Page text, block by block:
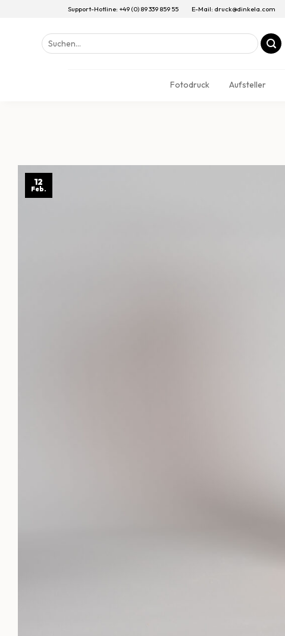
Support-Hotline: +49 (0) 89 339 859 55 E-Mail: druck@dinkela.com
Suchen
nach:
Fotodruck Aufsteller
12
Feb.